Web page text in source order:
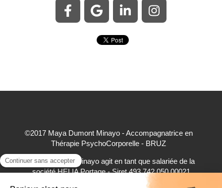
©2017 Maya Dumont Minayo - Accompagnatrice en
Thérapie PsychoCorporelle - BRUZ
Maya Dumont Minayo agit en tant que salariée de la
société HELIA Portage - Siret 493 742 050 00021
accepte à ce titre les règlements par carte bancaire,